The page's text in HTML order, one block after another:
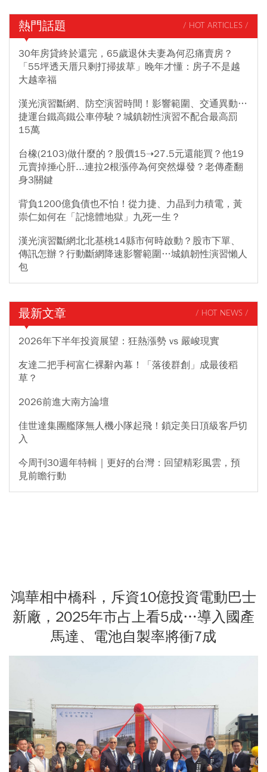
熱門話題 / HOT ARTICLES /
30年房貸終於還完，65歲退休夫妻為何忍痛賣房？
「55坪透天厝只剩打掃拔草」晚年才懂：房子不是越
大越幸福
漢光演習斷網、防空演習時間！影響範圍、交通異動…
捷運台鐵高鐵公車停駛？城鎮韌性演習不配合最高罰
15萬
台橡(2103)做什麼的？股價15➝27.5元還能買？他19
元賣掉捶心肝...連拉2根漲停為何突然爆發？老傳產翻
身3關鍵
背負1200億負債也不怕！從力捷、力晶到力積電，黃
崇仁如何在「記憶體地獄」九死一生？
漢光演習斷網北北基桃14縣市何時啟動？股市下單、
傳訊怎辦？行動斷網降速影響範圍…城鎮韌性演習懶人
包
最新文章 / HOT NEWS /
2026年下半年投資展望：狂熱漲勢 vs 嚴峻現實
友達二把手柯富仁裸辭內幕！「落後群創」成最後稻
草？
2026前進大南方論壇
佳世達集團艦隊無人機小隊起飛！鎖定美日頂級客戶切
入
今周刊30週年特輯｜更好的台灣：回望精彩風雲，預
見前瞻行動
鴻華相中橋科，斥資10億投資電動巴士
新廠，2025年市占上看5成…導入國產
馬達、電池自製率將衝7成